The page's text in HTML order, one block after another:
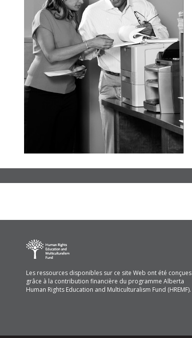
Les ressources disponibles sur ce site Web ont été conçues
grâce à la contribution financière du programme Alberta
Human Rights Education and Multiculturalism Fund (HREMF).